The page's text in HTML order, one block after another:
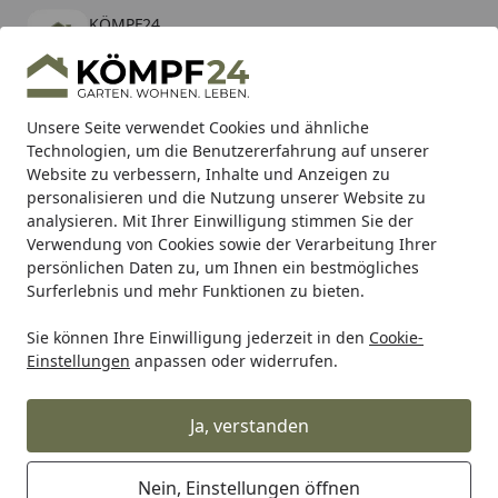
Unsere Seite verwendet Cookies und ähnliche
Technologien, um die Benutzererfahrung auf unserer
Website zu verbessern, Inhalte und Anzeigen zu
personalisieren und die Nutzung unserer Website zu
analysieren. Mit Ihrer Einwilligung stimmen Sie der
Verwendung von Cookies sowie der Verarbeitung Ihrer
persönlichen Daten zu, um Ihnen ein bestmögliches
Surferlebnis und mehr Funktionen zu bieten.
Sie können Ihre Einwilligung jederzeit in den Cookie-
Einstellungen anpassen oder widerrufen.
Ja, verstanden
Nein, Einstellungen öffnen
KÖMPF24
kostenlos - Im App Store
Hotline
Alle Produkte
Mein Konto
Suchen
Karibu Pools inkl. gratis Sandfilteranlage & Pool-
Starterset (Gesamtwert bis 468,99€)
Startseite
Grill Weber HOSE&REG/VLVE 90CM Q 1000 EG '14 (65048)
Weber HOSE&REG/VLVE 90CM Q
1000 EG '14 (65048)